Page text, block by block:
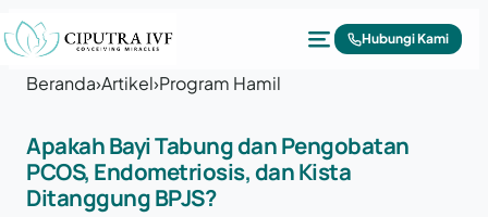
Lewati ke konten
Hubungi Kami
Beranda›Artikel›Program Hamil
Apakah Bayi Tabung dan Pengobatan
PCOS, Endometriosis, dan Kista
Ditanggung BPJS?